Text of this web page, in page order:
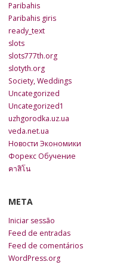
Paribahis
Paribahis giris
ready_text
slots
slots777th.org
slotyth.org
Society, Weddings
Uncategorized
Uncategorized1
uzhgorodka.uz.ua
veda.net.ua
Новости Экономики
Форекс Обучение
คาสิโน
META
Iniciar sessão
Feed de entradas
Feed de comentários
WordPress.org